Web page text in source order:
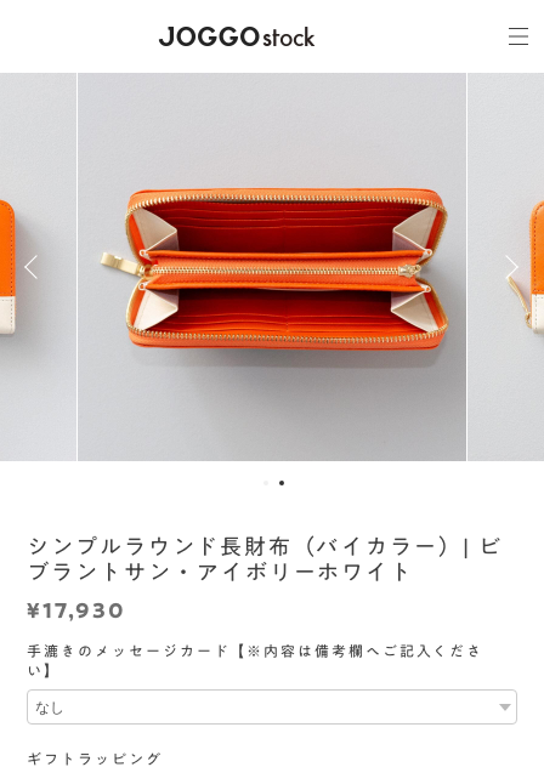
シンプルラウンド長財布（バイカラー）| ビ
ブラントサン・アイボリーホワイト
¥17,930
手漉きのメッセージカード【※内容は備考欄へご記入くださ
い】
ギフトラッピング